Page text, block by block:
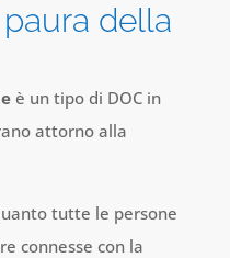
paura della
è un tipo di DOC in
attorno alla
tutte le persone
connesse con la